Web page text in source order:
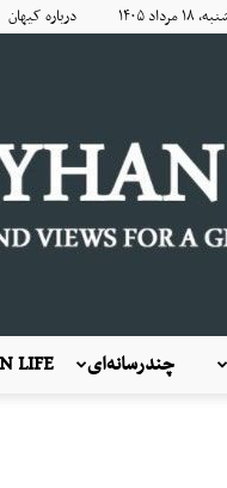
درباره کیهان
LIFE چندرسانه‌ای